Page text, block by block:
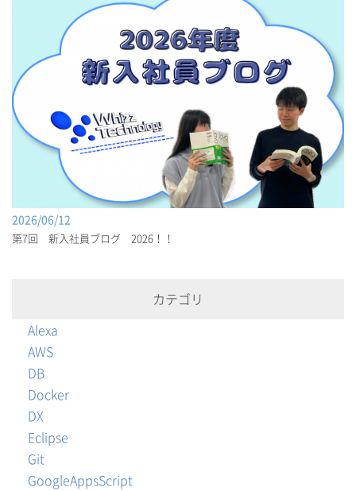
2026/06/12
第7回 新入社員ブログ 2026！！
カテゴリ
Alexa
AWS
DB
Docker
DX
Eclipse
Git
GoogleAppsScript